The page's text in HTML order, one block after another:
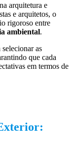
arquitetura e
e arquitetos, o
rigoroso entre
ambiental.
as
que cada
em termos de